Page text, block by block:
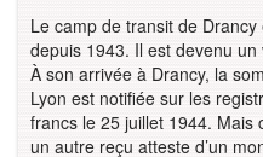
Le camp de transit de
depuis 1943. Il est devenu
À son arrivée à Drancy, la
Lyon est notifiée sur les
francs le 25 juillet 1944. Mais
un autre reçu atteste d’un